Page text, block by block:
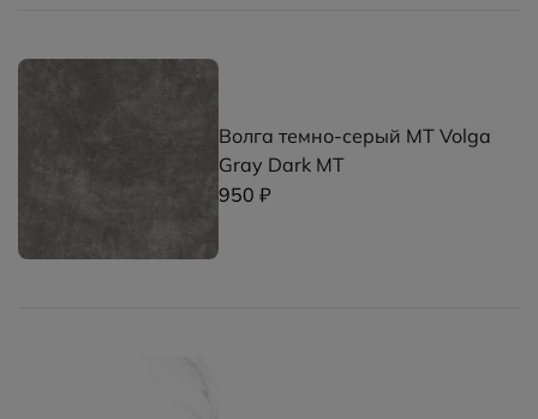
Волга темно-серый MT Volga
Gray Dark MT
950 ₽